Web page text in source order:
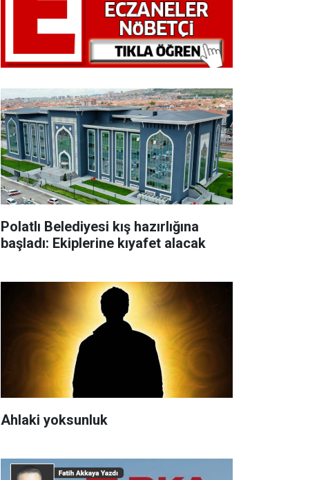
Polatlı Belediyesi kış hazırlığına
başladı: Ekiplerine kıyafet alacak
Ahlaki yoksunluk